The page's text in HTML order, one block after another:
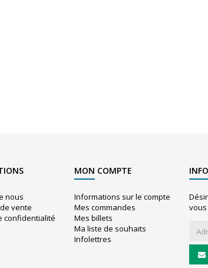
nous
vente
confidentialité
MON COMPTE
Informations sur le compte
Mes commandes
Mes billets
Ma liste de souhaits
Infolettres